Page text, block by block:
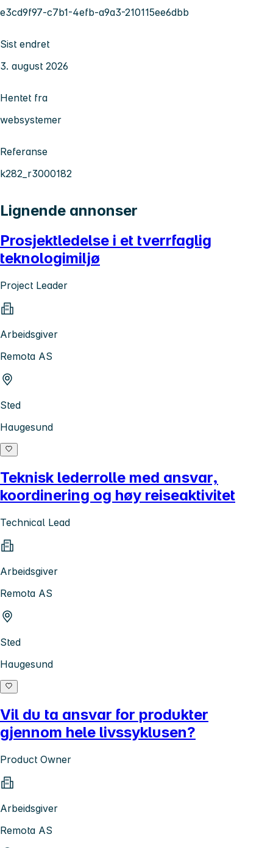
e3cd9f97-c7b1-4efb-a9a3-210115ee6dbb
Sist endret
3. august 2026
Hentet fra
websystemer
Referanse
k282_r3000182
Lignende annonser
Prosjektledelse i et tverrfaglig
teknologimiljø
Project Leader
Arbeidsgiver
Remota AS
Sted
Haugesund
Teknisk lederrolle med ansvar,
koordinering og høy reiseaktivitet
Technical Lead
Arbeidsgiver
Remota AS
Sted
Haugesund
Vil du ta ansvar for produkter
gjennom hele livssyklusen?
Product Owner
Arbeidsgiver
Remota AS